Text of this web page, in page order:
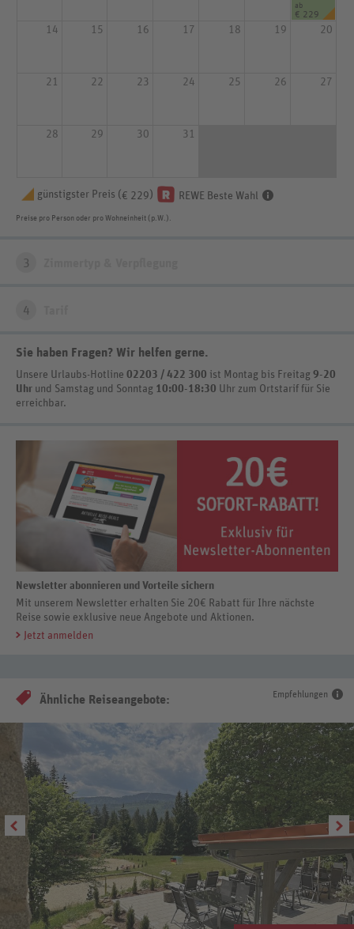
ab
€ 229
14 15 16 17 18 19 20
21 22 23 24 25 26 27
28 29 30 31
günstigster Preis ( € 229 ) REWE Beste Wahl
Preise pro Person oder pro Wohneinheit (p.W.).
3
4
Sie haben Fragen? Wir helfen gerne.
Unsere Urlaubs-Hotline 02203 / 422 300 ist Montag bis Freitag 9-20
Uhr und Samstag und Sonntag 10:00-18:30 Uhr zum Ortstarif für Sie
erreichbar.
Newsletter abonnieren und Vorteile sichern
Mit unserem Newsletter erhalten Sie 20€ Rabatt für Ihre nächste
Reise sowie exklusive neue Angebote und Aktionen.
Jetzt anmelden
Empfehlungen
Ähnliche Reiseangebote: